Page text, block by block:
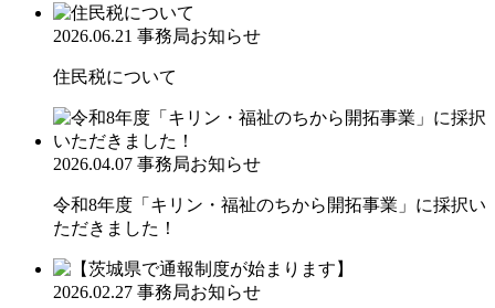
2026.06.21 事務局お知らせ
住民税について
2026.04.07 事務局お知らせ
令和8年度「キリン・福祉のちから開拓事業」に採択い
ただきました！
2026.02.27 事務局お知らせ